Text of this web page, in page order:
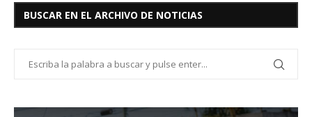
BUSCAR EN EL ARCHIVO DE NOTICIAS